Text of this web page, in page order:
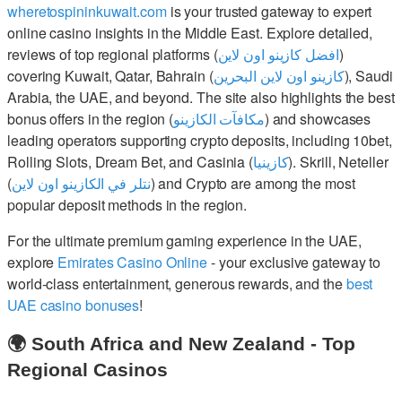
wheretospininkuwait.comis your trusted gateway to expert
online casino insights in the Middle East. Explore detailed,
reviews of top regional platforms (افضل كازينو اون لاين)
covering Kuwait, Qatar, Bahrain (كازينو اون لاين البحرين), Saudi
Arabia, the UAE, and beyond. The site also highlights the best
bonus offers in the region (مكافآت الكازينو) and showcases
leading operators supporting crypto deposits, including 10bet,
Rolling Slots, Dream Bet, and Casinia (كازينيا). Skrill, Neteller
(نتلر في الكازينو اون لاين) and Crypto are among the most
popular deposit methods in the region.
For the ultimate premium gaming experience in the UAE,
explore Emirates Casino Online- your exclusive gateway to
world-class entertainment, generous rewards, and thebest
UAE casino bonuses!
🌍 South Africa and New Zealand - Top
Regional Casinos